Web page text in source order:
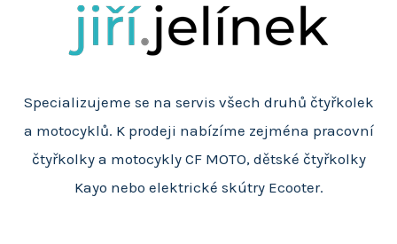
Specializujeme se na servis všech druhů čtyřkolek
a motocyklů. K prodeji nabízíme zejména pracovní
čtyřkolky a motocykly CF MOTO, dětské čtyřkolky
Kayo nebo elektrické skútry Ecooter.